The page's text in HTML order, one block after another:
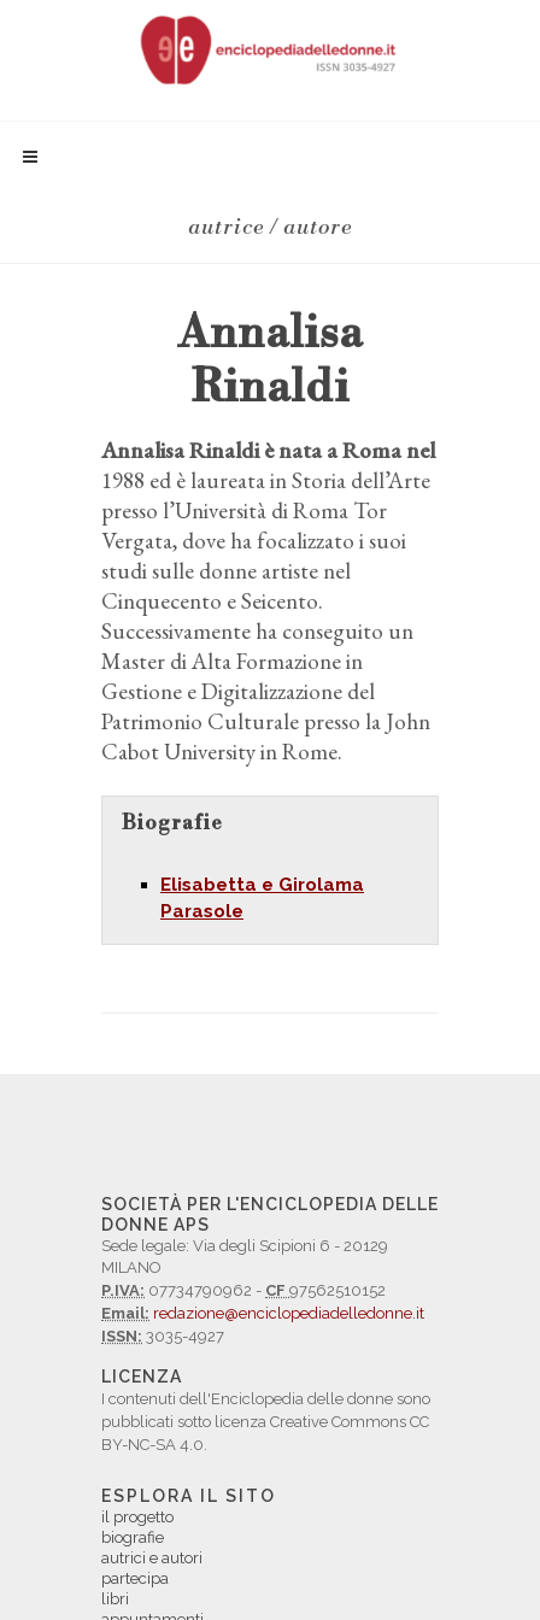
autrice / autore
Annalisa
Rinaldi
Annalisa Rinaldi è nata a Roma nel
1988 ed è laureata in Storia dell’Arte
presso l’Università di Roma Tor
Vergata, dove ha focalizzato i suoi
studi sulle donne artiste nel
Cinquecento e Seicento.
Successivamente ha conseguito un
Master di Alta Formazione in
Gestione e Digitalizzazione del
Patrimonio Culturale presso la John
Cabot University in Rome.
Biografie
Elisabetta e Girolama
Parasole
SOCIETÀ PER L'ENCICLOPEDIA DELLE
DONNE APS
Sede legale: Via degli Scipioni 6 - 20129
MILANO
P.IVA: 07734790962 - CF 97562510152
Email: redazione@enciclopediadelledonne.it
ISSN: 3035-4927
LICENZA
I contenuti dell'Enciclopedia delle donne sono
pubblicati sotto licenza Creative Commons CC
BY-NC-SA 4.0.
ESPLORA IL SITO
il progetto
biografie
autrici e autori
partecipa
libri